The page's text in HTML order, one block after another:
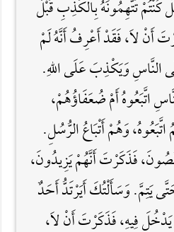
تَتَّهِمُونَهُ بِالكَذِبِ قَبْلَ
أَنْ لاَ، فَقَدْ أَعْرِفُ أَنَّهُ لَمْ
وَيَكْذِبَ عَلَى اللَّهِ.
اتَّبَعُوهُ أَمْ ضُعَفَاؤُهُمْ،
وَهُمْ أَتْبَاعُ الرُّسُلِ.
فَذَكَرْتَ أَنَّهُمْ يَزِيدُونَ،
يَتِمَّ. وَسَأَلْتُكَ أَيَرْتَدُّ أَحَدٌ
فِيهِ، فَذَكَرْتَ أَنْ لاَ،